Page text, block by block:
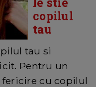
copilul
tau
tau si
Pentru un
cu copilul